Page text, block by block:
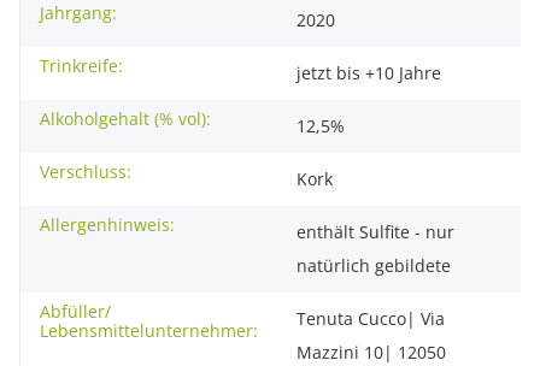
Jahrgang:
2020
Trinkreife:
jetzt bis +10 Jahre
Alkoholgehalt (% vol):
12,5%
Verschluss:
Kork
Allergenhinweis:
enthält Sulfite - nur
natürlich gebildete
Abfüller/
Lebensmittelunternehmer:
Tenuta Cucco| Via
Mazzini 10| 12050